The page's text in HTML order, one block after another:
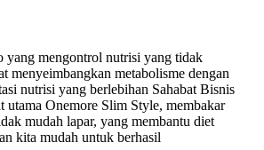
yang mengontrol nutrisi yang tidak
menyeimbangkan metabolisme dengan
nutrisi yang berlebihan Sahabat Bisnis
utama Onemore Slim Style, membakar
mudah lapar, yang membantu diet
kita mudah untuk berhasil